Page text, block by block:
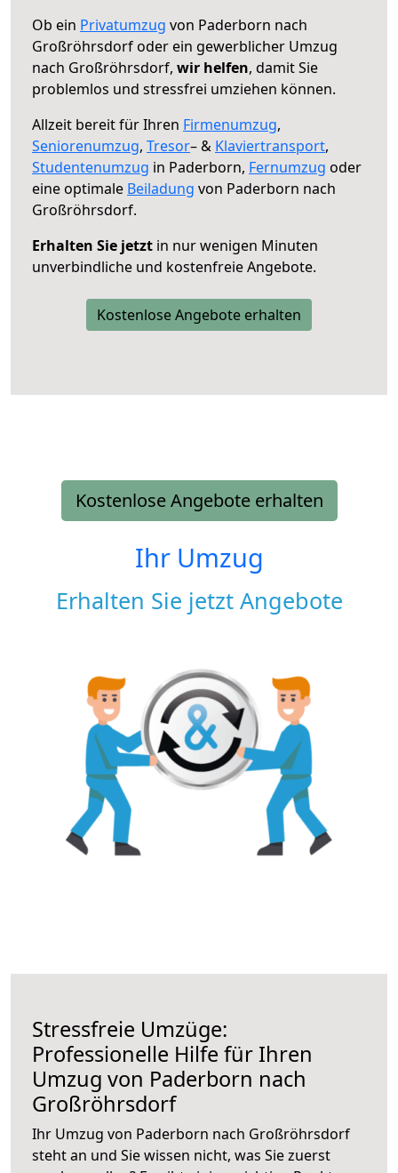
Ob ein Privatumzug von Paderborn nach
Großröhrsdorf oder ein gewerblicher Umzug
nach Großröhrsdorf, wir helfen, damit Sie
problemlos und stressfrei umziehen können.
Allzeit bereit für Ihren Firmenumzug,
Seniorenumzug, Tresor– & Klaviertransport,
Studentenumzug in Paderborn, Fernumzug oder
eine optimale Beiladung von Paderborn nach
Großröhrsdorf.
Erhalten Sie jetzt in nur wenigen Minuten
unverbindliche und kostenfreie Angebote.
Kostenlose Angebote erhalten
Kostenlose Angebote erhalten
Ihr Umzug
Erhalten Sie jetzt Angebote
Stressfreie Umzüge:
Professionelle Hilfe für Ihren
Umzug von Paderborn nach
Großröhrsdorf
Ihr Umzug von Paderborn nach Großröhrsdorf
steht an und Sie wissen nicht, was Sie zuerst